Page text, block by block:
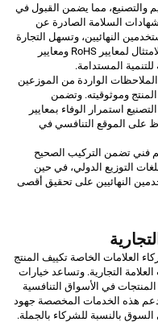
والتصنيع، مما يضمن القبول في
شهادات السلامة الصادرة عن
النهائيين، وتسهل التجارة
عبر الحدود. وتشمل اعتبارات الامتثال البيئي الامتثال لمعايير RoHS ومعايير
المستدامة.
الواردة من الموزعين
وموثوقيته. وتضمن
استمرار الوفاء بمعايير
على الموقع التنافسي في
فني تضمن التركيب الصحيح
التوزيع الدولي، في حين
النهائيين على تحقيق أقصى
العلامات الخاصة تكييف المنتج
التجارية. وتساعد خيارات
في الأسواق التنافسية
هذه الخدمات المخصصة جهود
السوق بالنسبة للشركاء بالجملة.